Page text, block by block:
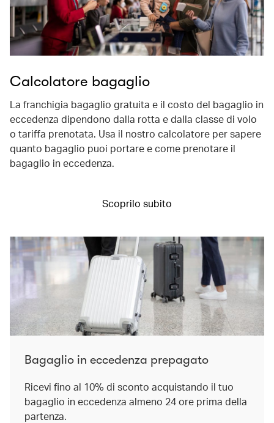
Calcolatore bagaglio
La franchigia bagaglio gratuita e il costo del bagaglio in
eccedenza dipendono dalla rotta e dalla classe di volo
o tariffa prenotata. Usa il nostro calcolatore per sapere
quanto bagaglio puoi portare e come prenotare il
bagaglio in eccedenza.
Scoprilo subito
Bagaglio in eccedenza prepagato
Ricevi fino al 10% di sconto acquistando il tuo
bagaglio in eccedenza almeno 24 ore prima della
partenza.